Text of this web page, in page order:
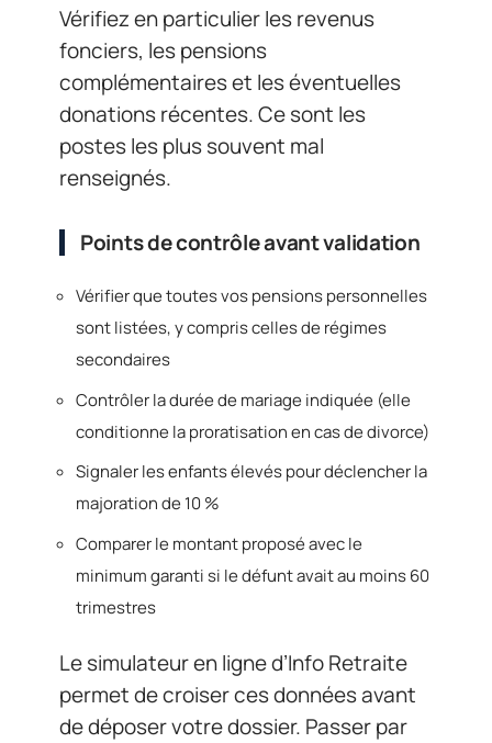
Vérifiez en particulier les revenus
fonciers, les pensions
complémentaires et les éventuelles
donations récentes. Ce sont les
postes les plus souvent mal
renseignés.
Points de contrôle avant validation
Vérifier que toutes vos pensions personnelles
sont listées, y compris celles de régimes
secondaires
Contrôler la durée de mariage indiquée (elle
conditionne la proratisation en cas de divorce)
Signaler les enfants élevés pour déclencher la
majoration de 10 %
Comparer le montant proposé avec le
minimum garanti si le défunt avait au moins 60
trimestres
Le simulateur en ligne d’Info Retraite
permet de croiser ces données avant
de déposer votre dossier. Passer par